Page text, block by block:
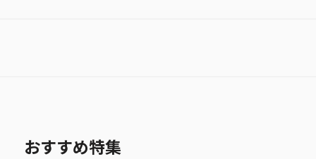
おすすめ特集